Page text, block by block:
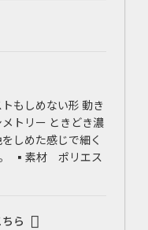
もしめない形 動き
トリー ときどき濃
しめた感じで細く
。 ▪素材 ポリエス
ら